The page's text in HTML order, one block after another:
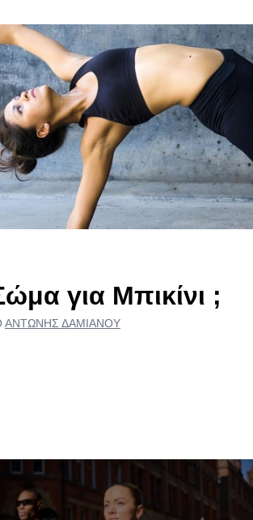
για Μπικίνι ;
ΑΝΤΏΝΗΣ ΔΑΜΙΑΝΟΎ